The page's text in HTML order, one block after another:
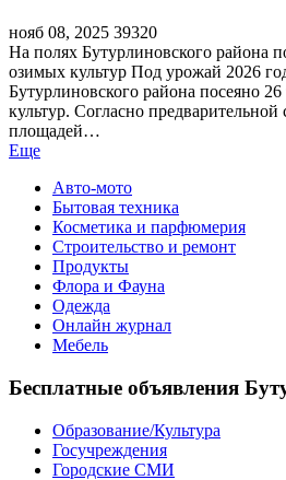
нояб 08, 2025 39320
На полях Бутурлиновского района
озимых культур Под урожай 2026
Бутурлиновского района посеяно
культур. Согласно
площадей…
Еще
Авто-мото
Бытовая техника
Косметика и парфюмерия
Строительство и ремонт
Продукты
Флора и Фауна
Одежда
Онлайн журнал
Мебель
Бесплатные объявления
Образование/Культура
Госучреждения
Городские СМИ